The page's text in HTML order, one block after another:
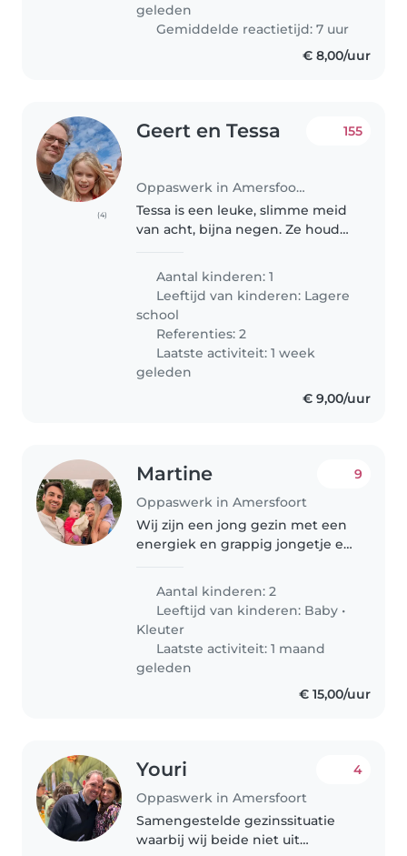
geleden
Gemiddelde reactietijd: 7 uur
€ 8,00/uur
(4)
Geert en Tessa
Oppaswerk in Amersfoort
155
Tessa is een leuke, slimme meid
van acht, bijna negen. Ze houd
verhaaltjes bedenken en
verhaaltjes voorgelezen krijgen.
En stoeien met pappa, ook een..
Aantal kinderen: 1
Leeftijd van kinderen: Lagere
school
Referenties: 2
Laatste activiteit: 1 week
geleden
€ 9,00/uur
Martine
Oppaswerk in Amersfoort
9
Wij zijn een jong gezin met een
energiek en grappig jongetje en
Aantal kinderen: 2
Leeftijd van kinderen: Baby •
Kleuter
Laatste activiteit: 1 maand
geleden
€ 15,00/uur
Youri
Oppaswerk in Amersfoort
4
Samengestelde gezinssituatie
waarbij wij beide niet uit